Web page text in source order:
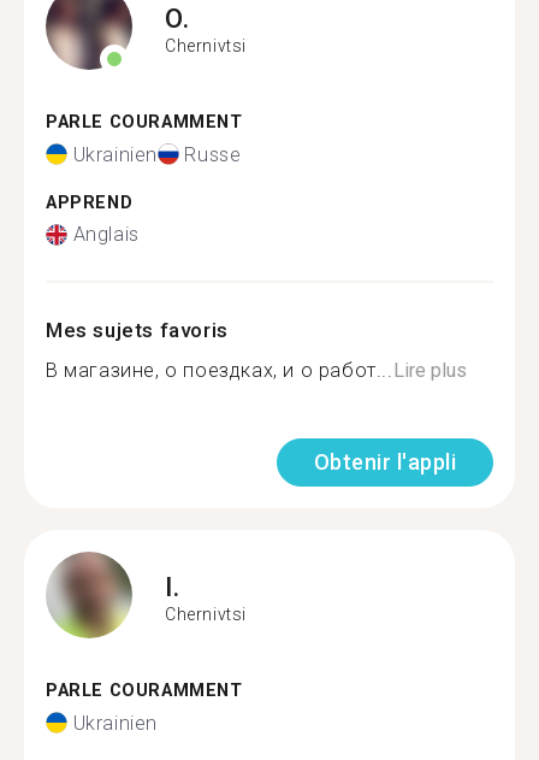
O.
Chernivtsi
PARLE COURAMMENT
Ukrainien Russe
APPREND
Anglais
Mes sujets favoris
В магазине, о поездках, и о работ...Lire plus
Obtenir l'appli
I.
Chernivtsi
PARLE COURAMMENT
Ukrainien